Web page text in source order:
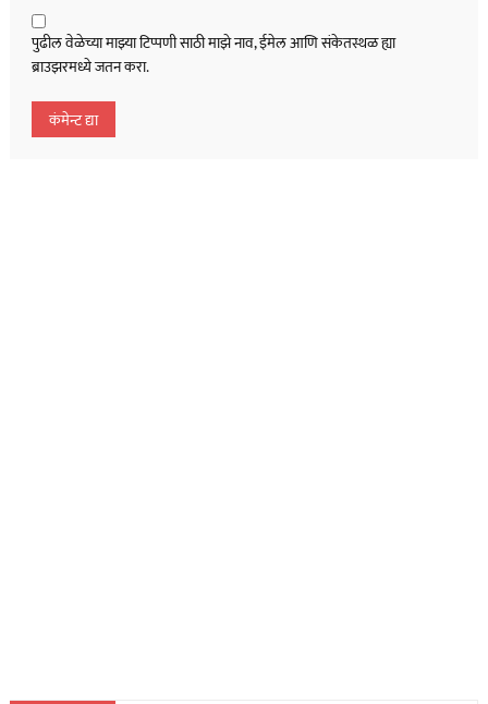
पुढील वेळेच्या माझ्या टिप्पणी साठी माझे नाव, ईमेल आणि संकेतस्थळ ह्या
ब्राउझरमध्ये जतन करा.